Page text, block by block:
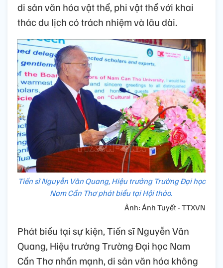
di sản văn hóa vật thể, phi vật thể với khai
thác du lịch có trách nhiệm và lâu dài.
Tiến sĩ Nguyễn Văn Quang, Hiệu trưởng Trường Đại học
Nam Cần Thơ phát biểu tại Hội thảo.
Ảnh: Ánh Tuyết - TTXVN
Phát biểu tại sự kiện, Tiến sĩ Nguyễn Văn
Quang, Hiệu trưởng Trường Đại học Nam
Cần Thơ nhấn mạnh, di sản văn hóa không